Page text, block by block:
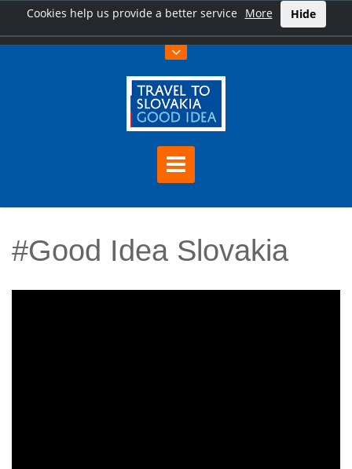
Cookies help us provide a better service More Hide
#Good Idea Slovakia